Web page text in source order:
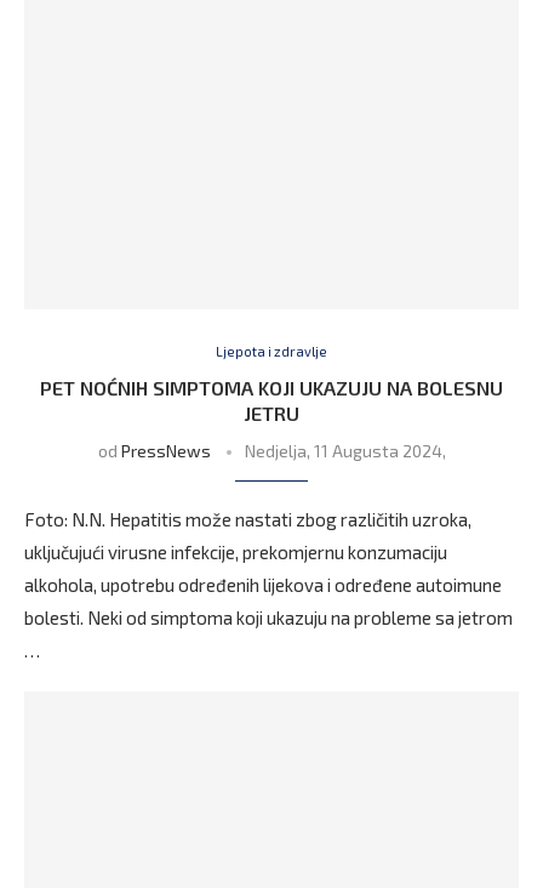
Ljepota i zdravlje
PET NOĆNIH SIMPTOMA KOJI UKAZUJU NA BOLESNU
JETRU
od PressNews Nedjelja, 11 Augusta 2024,
Foto: N.N. Hepatitis može nastati zbog različitih uzroka,
uključujući virusne infekcije, prekomjernu konzumaciju
alkohola, upotrebu određenih lijekova i određene autoimune
bolesti. Neki od simptoma koji ukazuju na probleme sa jetrom
…